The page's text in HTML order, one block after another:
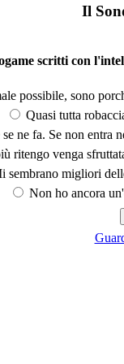
Il
scritti con
possibile, sono
Quasi tutta
ne fa. Se non entra
ritengo venga
sembrano migliori
Non ho ancora